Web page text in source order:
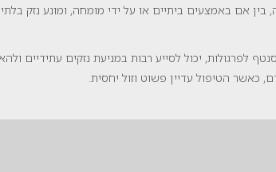
אם באמצעים ביתיים או על ידי מומחה, ומונע נזק בלתי
לפרגולות, יכול לסייע רבות במניעת נזקים עתידיים
כאשר הטיפול עדיין פשוט וזול יחסית.